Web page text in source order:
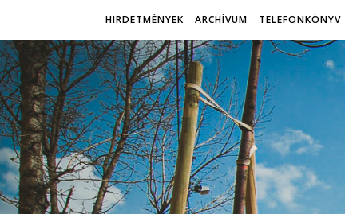
HIRDETMÉNYEK ARCHÍVUM TELEFONKÖNYV